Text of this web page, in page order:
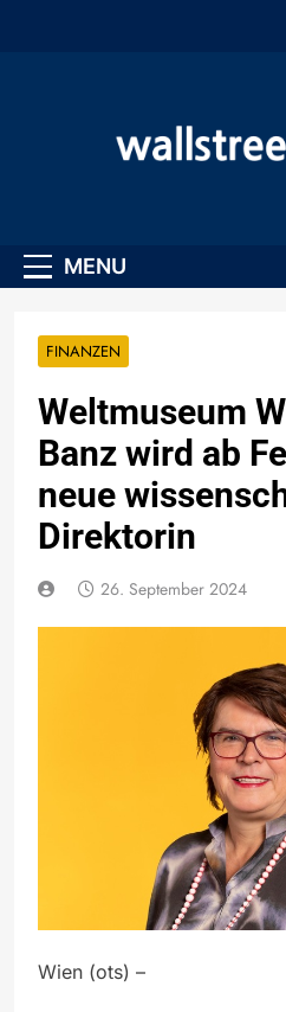
MENU
FINANZEN
Weltmuseum
Banz wird ab
neue
Direktorin
26. September 2024
Wien (ots) –